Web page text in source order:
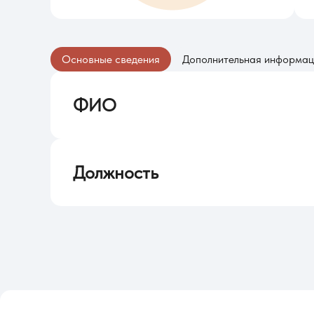
Основные сведения Дополнительная
ФИО
Гладких Лидия Вадимовна
Должность